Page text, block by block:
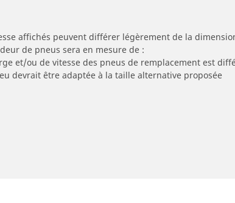
affichés peuvent différer légèrement de la
de pneus sera en mesure de :
et/ou de vitesse des pneus de remplacement est
devrait être adaptée à la taille alternative proposée